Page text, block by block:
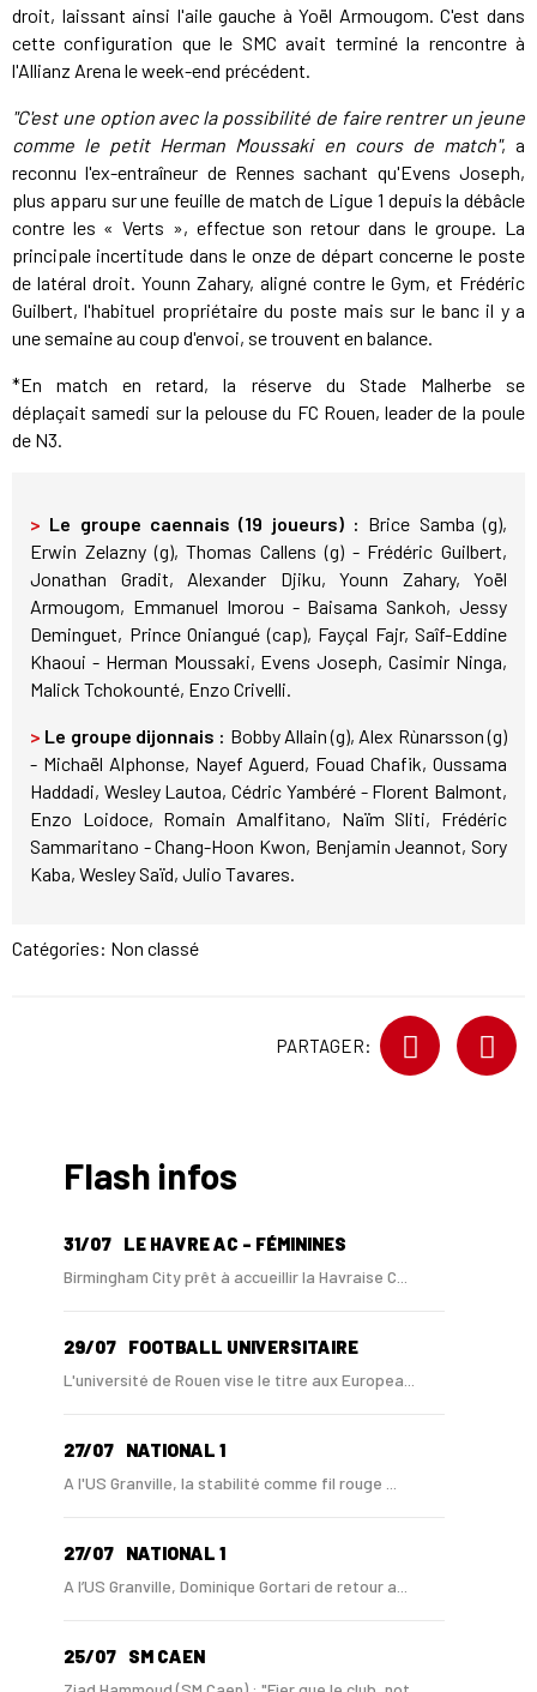
droit, laissant ainsi l'aile gauche à Yoël Armougom. C'est dans
cette configuration que le SMC avait terminé la rencontre à
l'Allianz Arena le week-end précédent.
"C'est une option avec la possibilité de faire rentrer un jeune
comme le petit Herman Moussaki en cours de match", a
reconnu l'ex-entraîneur de Rennes sachant qu'Evens Joseph,
plus apparu sur une feuille de match de Ligue 1 depuis la débâcle
contre les « Verts », effectue son retour dans le groupe. La
principale incertitude dans le onze de départ concerne le poste
de latéral droit. Younn Zahary, aligné contre le Gym, et Frédéric
Guilbert, l'habituel propriétaire du poste mais sur le banc il y a
une semaine au coup d'envoi, se trouvent en balance.
*En match en retard, la réserve du Stade Malherbe se
déplaçait samedi sur la pelouse du FC Rouen, leader de la poule
de N3.
> Le groupe caennais (19 joueurs) : Brice Samba (g),
Erwin Zelazny (g), Thomas Callens (g) - Frédéric Guilbert,
Jonathan Gradit, Alexander Djiku, Younn Zahary, Yoël
Armougom, Emmanuel Imorou - Baisama Sankoh, Jessy
Deminguet, Prince Oniangué (cap), Fayçal Fajr, Saîf-Eddine
Khaoui - Herman Moussaki, Evens Joseph, Casimir Ninga,
Malick Tchokounté, Enzo Crivelli.
> Le groupe dijonnais : Bobby Allain (g), Alex Rùnarsson (g)
- Michaël Alphonse, Nayef Aguerd, Fouad Chafik, Oussama
Haddadi, Wesley Lautoa, Cédric Yambéré - Florent Balmont,
Enzo Loidoce, Romain Amalfitano, Naïm Sliti, Frédéric
Sammaritano - Chang-Hoon Kwon, Benjamin Jeannot, Sory
Kaba, Wesley Saïd, Julio Tavares.
Catégories: Non classé
PARTAGER:
Flash infos
31/07 LE HAVRE AC - FÉMININES
Birmingham City prêt à accueillir la Havraise C...
29/07 FOOTBALL UNIVERSITAIRE
L'université de Rouen vise le titre aux Europea...
27/07 NATIONAL 1
A l'US Granville, la stabilité comme fil rouge ...
27/07 NATIONAL 1
A l’US Granville, Dominique Gortari de retour a...
25/07 SM CAEN